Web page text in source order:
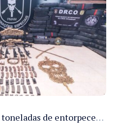
PMAM apreende 16,6 toneladas de entorpecentes e registra aumento nas prisões em flagrante e nas capturas de foragidos no primeiro semestre de 2026